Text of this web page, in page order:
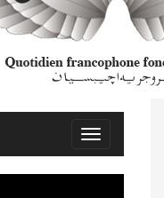
Toggle
navigation